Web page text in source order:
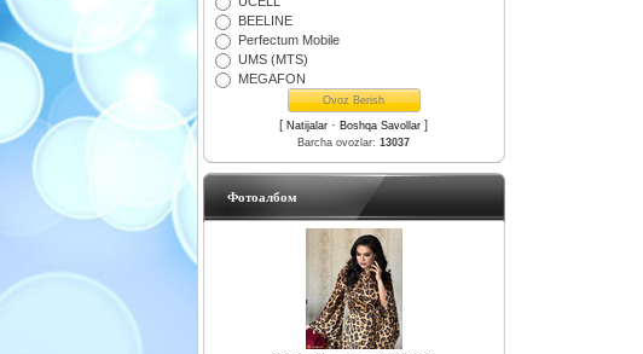
BEELINE
Perfectum Mobile
UMS (MTS)
MEGAFON
[ Natijalar · Boshqa Savollar ]
Barcha ovozlar: 13037
Фотоалбом